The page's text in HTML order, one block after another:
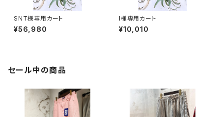
SNT様専用カート
¥56,980
I様専用カート
¥10,010
セール中の商品